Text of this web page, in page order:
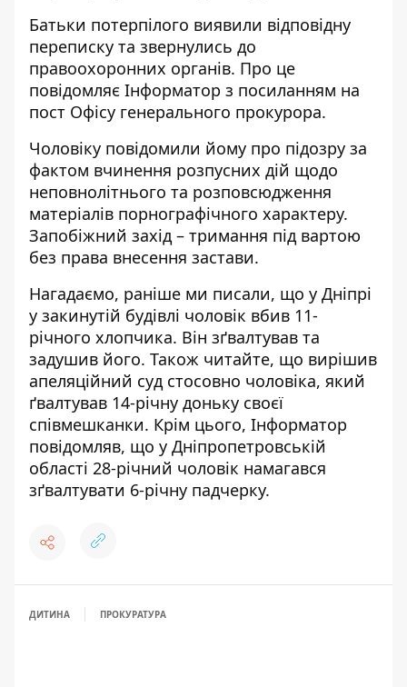
Батьки потерпілого виявили відповідну
переписку та звернулись до
правоохоронних органів. Про це
повідомляє Інформатор з посиланням на
пост Офісу генерального прокурора.
Чоловіку повідомили йому про підозру за
фактом вчинення розпусних дій щодо
неповнолітнього та розповсюдження
матеріалів порнографічного характеру.
Запобіжний захід – тримання під вартою
без права внесення застави.
Нагадаємо, раніше ми писали, що у Дніпрі
у закинутій будівлі чоловік вбив 11-
річного хлопчика. Він зґвалтував та
задушив його. Також читайте, що вирішив
апеляційний суд стосовно чоловіка, який
ґвалтував 14-річну доньку своєї
співмешканки. Крім цього, Інформатор
повідомляв, що у Дніпропетровській
області 28-річний чоловік намагався
зґвалтувати 6-річну падчерку.
ДИТИНА ПРОКУРАТУРА